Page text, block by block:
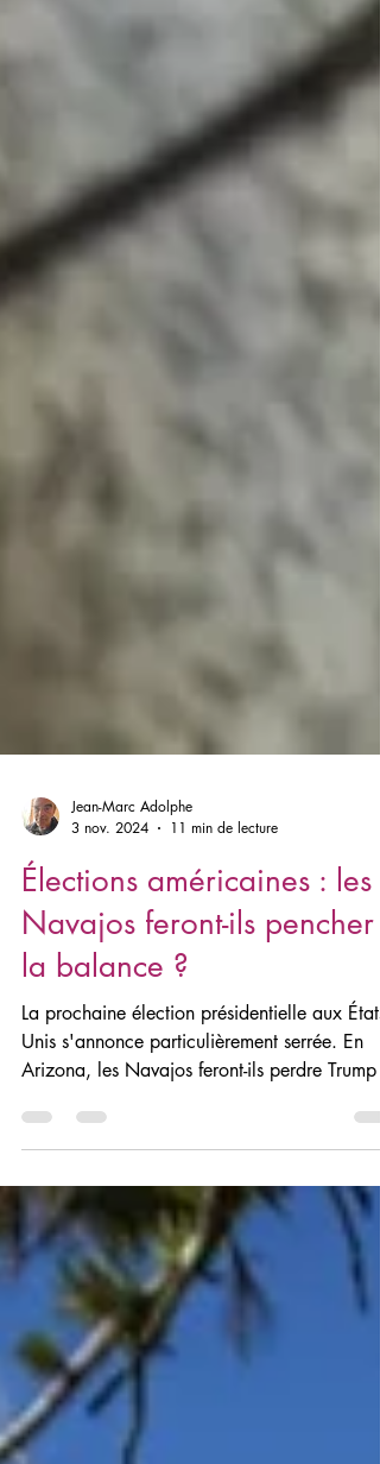
3 nov. 2024
11 min de lecture
Élections américaines : les
Navajos feront-ils pencher
la balance ?
La prochaine élection présidentielle aux États-
Unis s'annonce particulièrement serrée. En
Arizona, les Navajos feront-ils perdre Trump ?